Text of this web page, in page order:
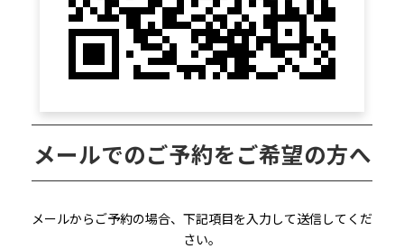
メールでのご予約をご希望の方へ
メールからご予約の場合、下記項目を入力して送信してくだ
さい。